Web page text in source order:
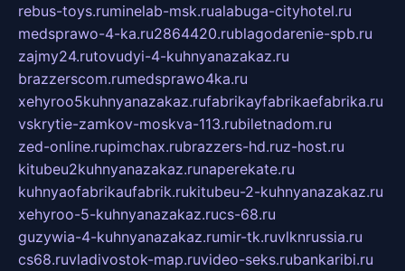
rebus-toys.ruminelab-msk.rualabuga-cityhotel.ru
medsprawo-4-ka.ru2864420.rublagodarenie-spb.ru
zajmy24.rutovudyi-4-kuhnyanazakaz.ru
brazzerscom.rumedsprawo4ka.ru
xehyroo5kuhnyanazakaz.rufabrikayfabrikaefabrika.ru
vskrytie-zamkov-moskva-113.rubiletnadom.ru
zed-online.rupimchax.rubrazzers-hd.ruz-host.ru
kitubeu2kuhnyanazakaz.runaperekate.ru
kuhnyaofabrikaufabrik.rukitubeu-2-kuhnyanazakaz.ru
xehyroo-5-kuhnyanazakaz.rucs-68.ru
guzywia-4-kuhnyanazakaz.rumir-tk.ruvlknrussia.ru
cs68.ruvladivostok-map.ruvideo-seks.rubankaribi.ru